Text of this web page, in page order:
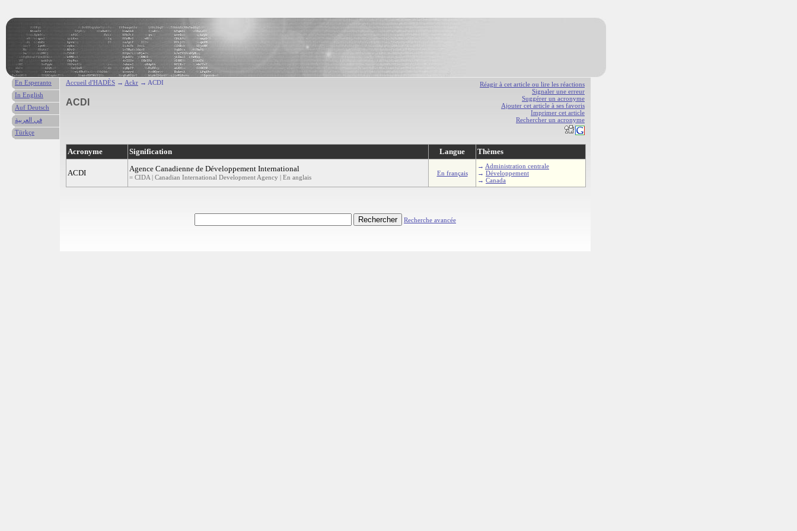
Réagir à cet article ou lire les réactions
Signaler une erreur
Suggérer un acronyme
Ajouter cet article à ses favoris
Imprimer cet article
Rechercher un acronyme
Accueil d'HADÈS → Ackr → ACDI
ACDI
Acronyme Signification Langue Thèmes
ACDI Agence Canadienne de Développement International
= CIDA | Canadian International Development Agency | En anglais
En français
→ Administration centrale
→ Développement
→ Canada
Recherche avancée
En Esperanto
In English
Auf Deutsch
في العربية
Türkçe